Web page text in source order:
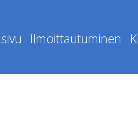
Ilmoittautuminen